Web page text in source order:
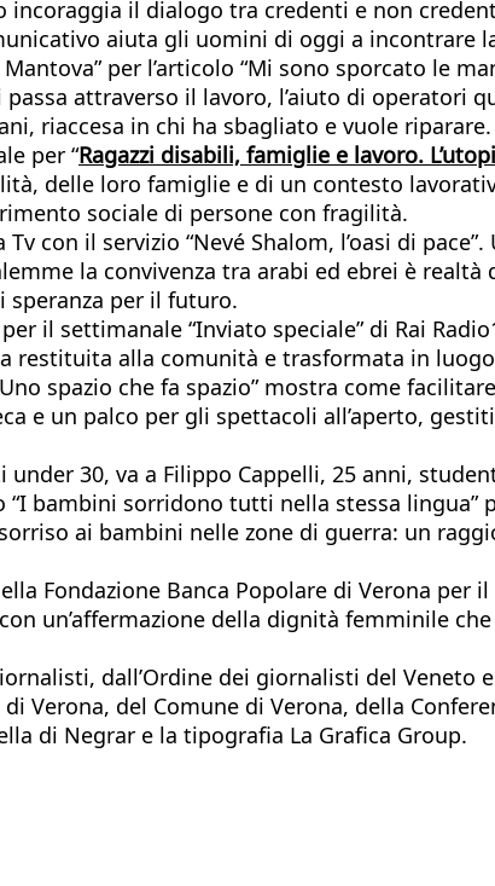
il dialogo tra credenti e non
aiuta gli uomini di oggi a incontrare
per l’articolo “Mi sono sporcato le
attraverso il lavoro, l’aiuto di operatori
riaccesa in chi ha sbagliato e vuole riparare.
per “Ragazzi disabili, famiglie e lavoro.
delle loro famiglie e di un contesto
sociale di persone con fragilità.
con il servizio “Nevé Shalom, l’oasi di
la convivenza tra arabi ed ebrei è realtà
speranza per il futuro.
il settimanale “Inviato speciale” di Rai
restituita alla comunità e trasformata in
spazio che fa spazio” mostra come
e un palco per gli spettacoli all’aperto,
30, va a Filippo Cappelli, 25 anni,
bambini sorridono tutti nella stessa lingua”
ai bambini nelle zone di guerra: un
Fondazione Banca Popolare di Verona per
un’affermazione della dignità femminile
dall’Ordine dei giornalisti del Veneto e
Verona, del Comune di Verona, della
di Negrar e la tipografia La Grafica Group.